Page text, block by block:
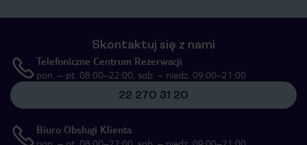
Skontaktuj się z nami
Telefoniczne Centrum Rezerwacji
pon. – pt. 08:00–22:00, sob. – niedz. 09:00–21:00
22 270 31 20
Biuro Obsługi Klienta